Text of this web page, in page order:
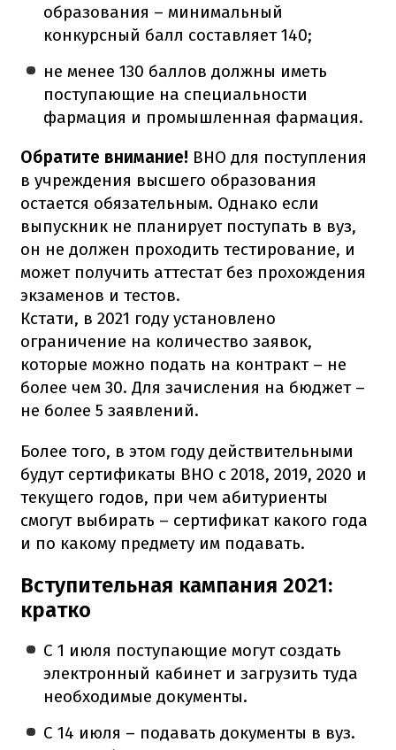
образования – минимальный
конкурсный балл составляет 140;
не менее 130 баллов должны иметь
поступающие на специальности
фармация и промышленная фармация.
Обратите внимание! ВНО для поступления
в учреждения высшего образования
остается обязательным. Однако если
выпускник не планирует поступать в вуз,
он не должен проходить тестирование, и
может получить аттестат без прохождения
экзаменов и тестов.
Кстати, в 2021 году установлено
ограничение на количество заявок,
которые можно подать на контракт – не
более чем 30. Для зачисления на бюджет –
не более 5 заявлений.
Более того, в этом году действительными
будут сертификаты ВНО с 2018, 2019, 2020 и
текущего годов, при чем абитуриенты
смогут выбирать – сертификат какого года
и по какому предмету им подавать.
Вступительная кампания 2021:
кратко
С 1 июля поступающие могут создать
электронный кабинет и загрузить туда
необходимые документы.
С 14 июля – подавать документы в вуз.